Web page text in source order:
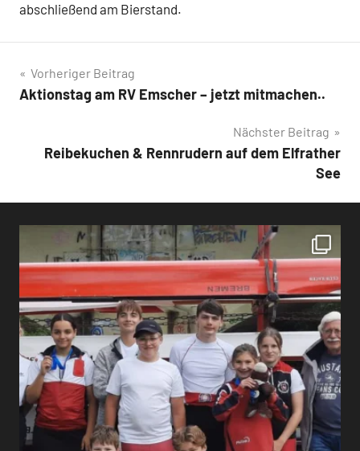
abschließend am Bierstand.
Beitragsnavigation
Vorheriger Beitrag
Aktionstag am RV Emscher – jetzt mitmachen..
Nächster Beitrag
Reibekuchen & Rennrudern auf dem Elfrather
See